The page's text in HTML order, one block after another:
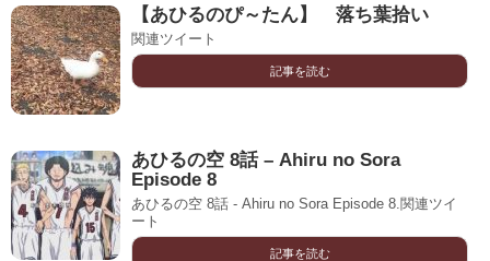
【あひるのぴ～たん】 落ち葉拾い
関連ツイート
記事を読む
あひるの空 8話 – Ahiru no Sora
Episode 8
あひるの空 8話 - Ahiru no Sora Episode 8.関連ツイ
ート
記事を読む